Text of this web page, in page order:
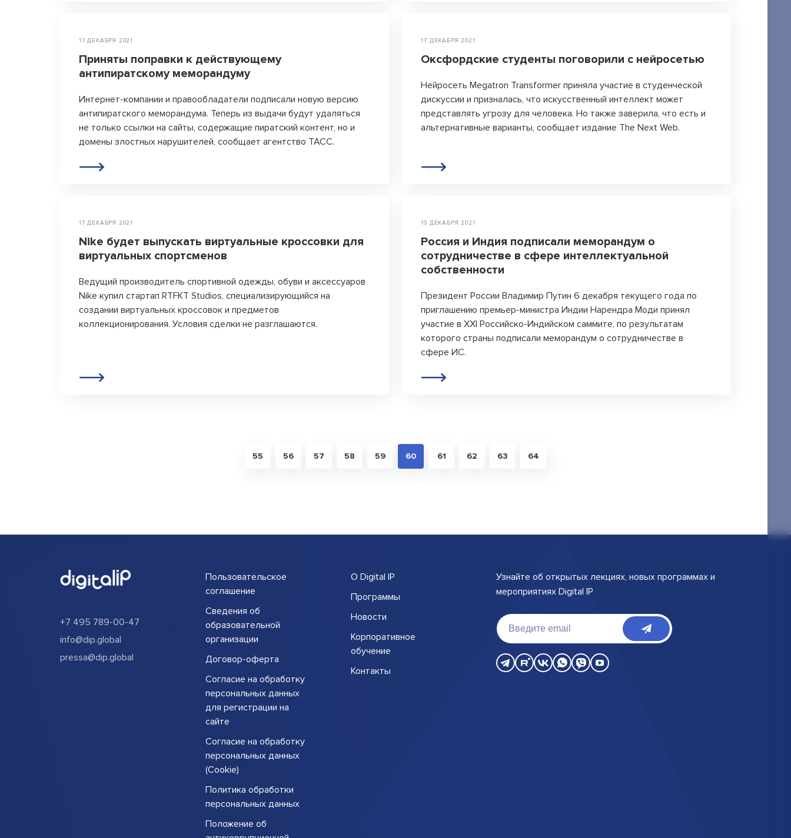
17 ДЕКАБРЯ 2021
Приняты поправки к действующему
антипиратскому меморандуму
Интернет-компании и правообладатели подписали новую версию
антипиратского меморандума. Теперь из выдачи будут удаляться
не только ссылки на сайты, содержащие пиратский контент, но и
домены злостных нарушителей, сообщает агентство ТАСС.
17 ДЕКАБРЯ 2021
Оксфордские студенты поговорили с нейросетью
Нейросеть Megatron Transformer приняла участие в студенческой
дискуссии и призналась, что искусственный интеллект может
представлять угрозу для человека. Но также заверила, что есть и
альтернативные варианты, сообщает издание The Next Web.
17 ДЕКАБРЯ 2021
Nike будет выпускать виртуальные кроссовки для
виртуальных спортсменов
Ведущий производитель спортивной одежды, обуви и аксессуаров
Nike купил стартап RTFKT Studios, специализирующийся на
создании виртуальных кроссовок и предметов
коллекционирования. Условия сделки не разглашаются.
10 ДЕКАБРЯ 2021
Россия и Индия подписали меморандум о
сотрудничестве в сфере интеллектуальной
собственности
Президент России Владимир Путин 6 декабря текущего года по
приглашению премьер-министра Индии Нарендра Моди принял
участие в XXI Российско-Индийском саммите, по результатам
которого страны подписали меморандум о сотрудничестве в
сфере ИС.
55 56 57 58 59 60 61 62 63 64
+7 495 789-00-47
info@dip.global
pressa@dip.global
Пользовательское
соглашение
Сведения об
образовательной
организации
Договор-оферта
Согласие на обработку
персональных данных
для регистрации на
сайте
Согласие на обработку
персональных данных
(Cookie)
Политика обработки
персональных данных
Положение об
О Digital IP
Программы
Новости
Корпоративное
обучение
Контакты
Узнайте об открытых лекциях, новых программах и
мероприятиях Digital IP